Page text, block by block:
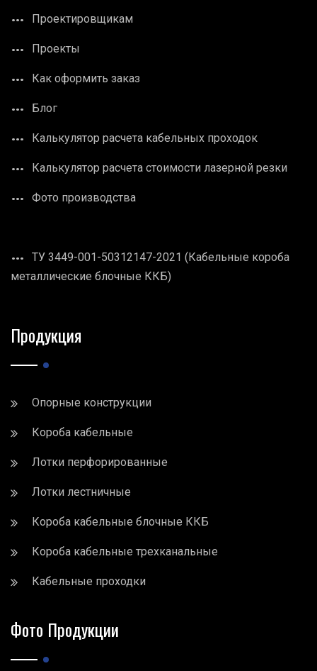
Проектировщикам
Проекты
Как оформить заказ
Блог
Калькулятор расчета кабельных проходок
Калькулятор расчета стоимости лазерной резки
Фото производства
ТУ 3449-001-50312147-2021 (Кабельные короба
металлические блочные ККБ)
Продукция
Опорные конструкции
Короба кабельные
Лотки перфорированные
Лотки лестничные
Короба кабельные блочные ККБ
Короба кабельные трехканальные
Кабельные проходки
Фото Продукции